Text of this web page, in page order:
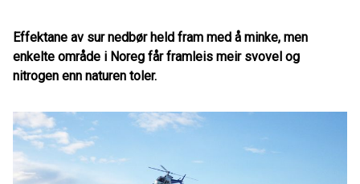
Effektane av sur nedbør held fram med å minke, men
enkelte område i Noreg får framleis meir svovel og
nitrogen enn naturen toler.